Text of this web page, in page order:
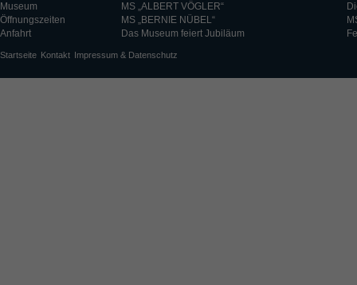
Museum
Öffnungszeiten
Anfahrt
MS „ALBERT VÖGLER“
MS „BERNIE NÜBEL“
Das Museum feiert Jubiläum
Startseite Kontakt Impressum & Datenschutz